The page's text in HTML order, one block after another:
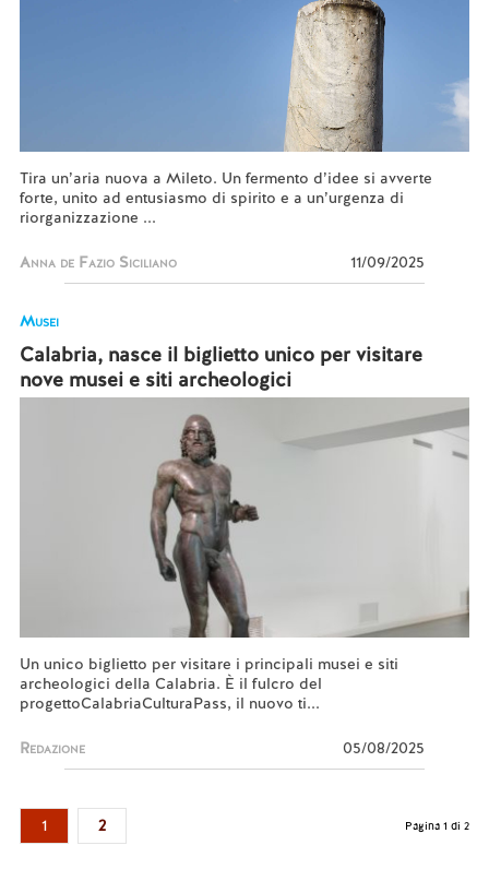
Tira un’aria nuova a Mileto. Un fermento d’idee si avverte
forte, unito ad entusiasmo di spirito e a un’urgenza di
riorganizzazione ...
Anna de Fazio Siciliano 11/09/2025
Musei
Calabria, nasce il biglietto unico per visitare
nove musei e siti archeologici
Un unico biglietto per visitare i principali musei e siti
archeologici della Calabria. È il fulcro del
progettoCalabriaCulturaPass, il nuovo ti...
Redazione 05/08/2025
1 2 Pagina 1 di 2